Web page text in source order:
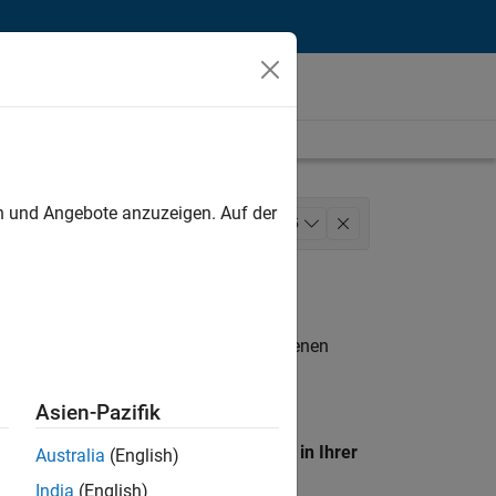
Information Technology 5
. Wenn Sie noch immer keine offenen
unseres
Standort, um alle Stellenangebote in Ihrer
Angebote anzuzeigen. Auf der
Asien-Pazifik
Australia (English)
India (English)